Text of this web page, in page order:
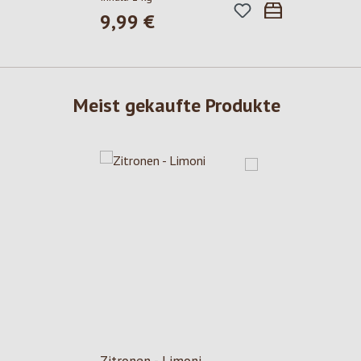
Regulärer Preis:
9,99 €
Meist gekaufte Produkte